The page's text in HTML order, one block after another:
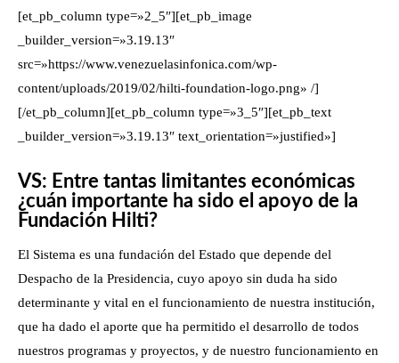
[et_pb_column type=»2_5″][et_pb_image
_builder_version=»3.19.13″
src=»https://www.venezuelasinfonica.com/wp-
content/uploads/2019/02/hilti-foundation-logo.png» /]
[/et_pb_column][et_pb_column type=»3_5″][et_pb_text
_builder_version=»3.19.13″ text_orientation=»justified»]
VS: Entre tantas limitantes económicas
¿cuán importante ha sido el apoyo de la
Fundación Hilti?
El Sistema es una fundación del Estado que depende del
Despacho de la Presidencia, cuyo apoyo sin duda ha sido
determinante y vital en el funcionamiento de nuestra institución,
que ha dado el aporte que ha permitido el desarrollo de todos
nuestros programas y proyectos, y de nuestro funcionamiento en